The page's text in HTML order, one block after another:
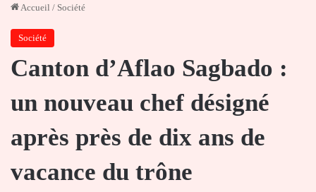
Accueil / Société
Société
Canton d’Aflao Sagbado :
un nouveau chef désigné
après près de dix ans de
vacance du trône